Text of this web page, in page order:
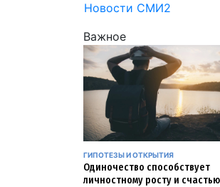
Новости СМИ2
Важное
ГИПОТЕЗЫ И ОТКРЫТИЯ
Одиночество способствует
личностному росту и